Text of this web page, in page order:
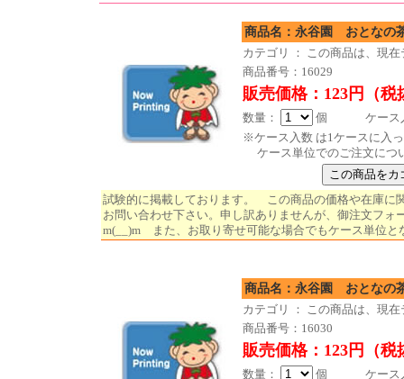
商品名：永谷園 おとな
カテゴリ ： この商品は、現
商品番号：16029
販売価格：123円（税
数量：
個 ケース入
※ケース入数 は1ケースに入
ケース単位でのご注文につ
試験的に掲載しております。 この商品の価格や在庫に
お問い合わせ下さい。申し訳ありませんが、御注文フォ
m(__)m また、お取り寄せ可能な場合でもケース単位と
商品名：永谷園 おとな
カテゴリ ： この商品は、現
商品番号：16030
販売価格：123円（税
数量：
個 ケース入